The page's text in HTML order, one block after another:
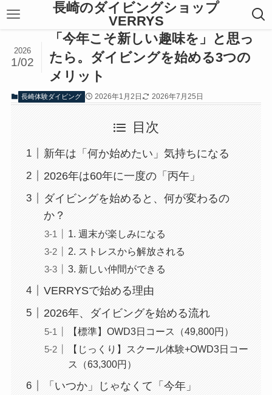
長崎のダイビングショップ
VERRYS
「今年こそ新しい趣味を」と思っ
たら。ダイビングを始める3つの
メリット
2026
1/02
長崎体験ダイビング 2026年1月2日 2026年7月25日
目次
新年は「何か始めたい」気持ちになる
2026年は60年に一度の「丙午」
ダイビングを始めると、何が変わるの
か？
1. 週末が楽しみになる
2. ストレスから解放される
3. 新しい仲間ができる
VERRYSで始める理由
2026年、ダイビングを始める流れ
【標準】OWD3日コース（49,800円）
【じっくり】スクール体験+OWD3日コー
ス（63,300円）
「いつか」じゃなくて「今年」